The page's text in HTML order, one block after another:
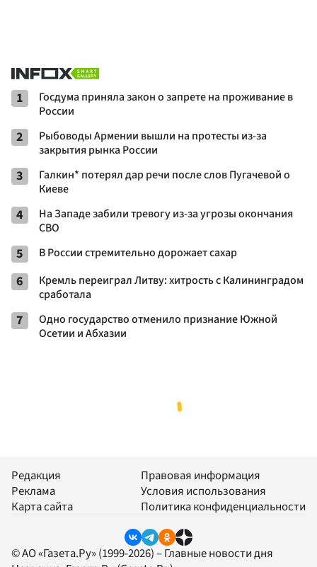
1
Госдума приняла закон о запрете на проживание в
России
2
Рыбоводы Армении вышли на протесты из-за
закрытия рынка России
3
Галкин* потерял дар речи после слов Пугачевой о
Киеве
4
На Западе забили тревогу из-за угрозы окончания
СВО
5 В России стремительно дорожает сахар
6
Кремль переиграл Литву: хитрость с Калининградом
сработала
7
Одно государство отменило признание Южной
Осетии и Абхазии
Редакция
Реклама
Карта сайта
Правовая информация
Условия использования
Политика конфиденциальности
© АО «Газета.Ру» (1999-2026) – Главные новости дня